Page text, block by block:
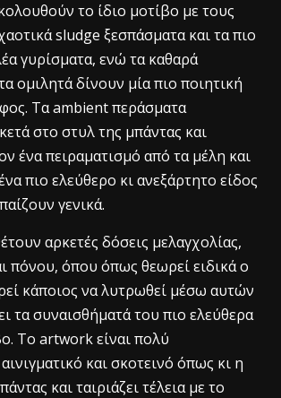
το ίδιο μοτίβο με τους
sludge ξεσπάσματα και τα πιο
γυρίσματα, ενώ τα καθαρά
ομιλητά δίνουν μία πιο ποιητική
Τα ambient περάσματα
στο στυλ της μπάντας και
ένα πειραματισμό από τα μέλη και
πιο ελεύθερο κι ανεξάρτητο είδος
γενικά.
αρκετές δόσεις μελαγχολίας,
πόνου, όπου όπως θεωρεί ειδικά ο
κάποιος να λυτρωθεί μέσω αυτών
τα συναισθήματά του πιο ελεύθερα
Το artwork είναι πολύ
και σκοτεινό όπως κι η
και ταιριάζει τέλεια με το